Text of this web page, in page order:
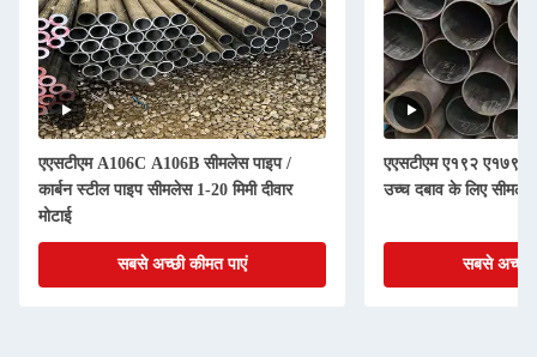
एएसटीएम A106C A106B सीमलेस पाइप /
कार्बन स्टील पाइप सीमलेस 1-20 मिमी दीवार
मोटाई
सबसे अच्छी कीमत पाएं
एएसटीएम ए१९२ ए१७९
उच्च दबाव के लिए
सबसे अच्छी